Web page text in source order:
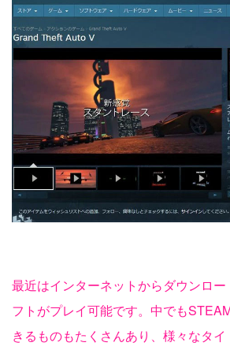
最近はインターネットからダウンロ
フトがプレイ可能です。中でも
きるものもたくさんあり、様々なタ